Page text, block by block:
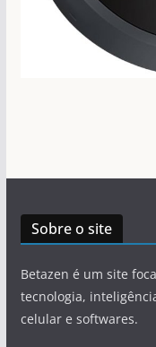
Sobre o site
Betazen é um site
tecnologia,
celular e softwares.